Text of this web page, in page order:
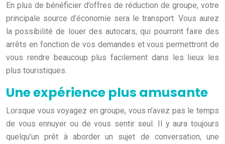
En plus de bénéficier d’offres de réduction de groupe, votre
principale source d’économie sera le transport. Vous aurez
la possibilité de louer des autocars, qui pourront faire des
arrêts en fonction de vos demandes et vous permettront de
vous rendre beaucoup plus facilement dans les lieux les
plus touristiques.
Une expérience plus amusante
Lorsque vous voyagez en groupe, vous n’avez pas le temps
de vous ennuyer ou de vous sentir seul. Il y aura toujours
quelqu’un prêt à aborder un sujet de conversation, une